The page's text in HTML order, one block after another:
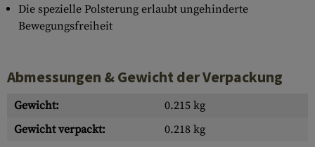
Die spezielle Polsterung erlaubt ungehinderte
Bewegungsfreiheit
Abmessungen & Gewicht der Verpackung
Gewicht:
0.215 kg
Gewicht verpackt:
0.218 kg